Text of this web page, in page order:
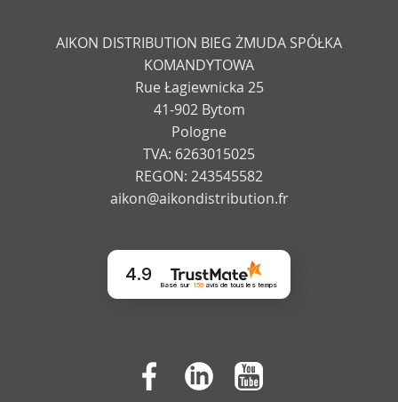
AIKON DISTRIBUTION BIEG ŻMUDA SPÓŁKA
KOMANDYTOWA
Rue Łagiewnicka 25
41-902 Bytom
Pologne
TVA: 6263015025
REGON: 243545582
aikon@aikondistribution.fr
4.9
Basé sur 156avis de tous les temps